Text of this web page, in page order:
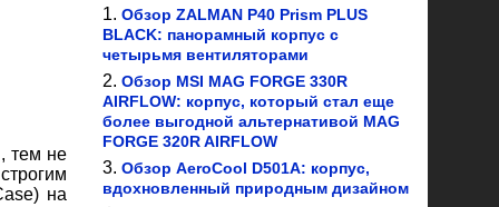
тем не
на
Обзор ZALMAN P40 Prism PLUS
BLACK: панорамный корпус с
четырьмя вентиляторами
Обзор MSI MAG FORGE 330R
AIRFLOW: корпус, который стал еще
более выгодной альтернативой MAG
FORGE 320R AIRFLOW
Обзор AeroCool D501A: корпус,
вдохновленный природным дизайном